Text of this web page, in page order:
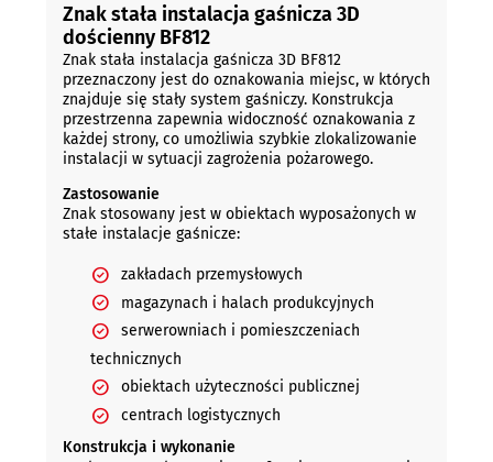
Znak stała instalacja gaśnicza 3D
dościenny BF812
Znak stała instalacja gaśnicza 3D BF812
przeznaczony jest do oznakowania miejsc, w których
znajduje się stały system gaśniczy. Konstrukcja
przestrzenna zapewnia widoczność oznakowania z
każdej strony, co umożliwia szybkie zlokalizowanie
instalacji w sytuacji zagrożenia pożarowego.
Zastosowanie
Znak stosowany jest w obiektach wyposażonych w
stałe instalacje gaśnicze:
zakładach przemysłowych
magazynach i halach produkcyjnych
serwerowniach i pomieszczeniach
technicznych
obiektach użyteczności publicznej
centrach logistycznych
Konstrukcja i wykonanie